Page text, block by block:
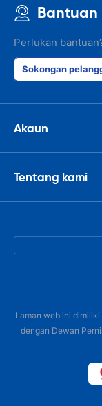
Perlukan
Sokongan
Akaun
Tentang kami
Laman web ini
dengan Dewan